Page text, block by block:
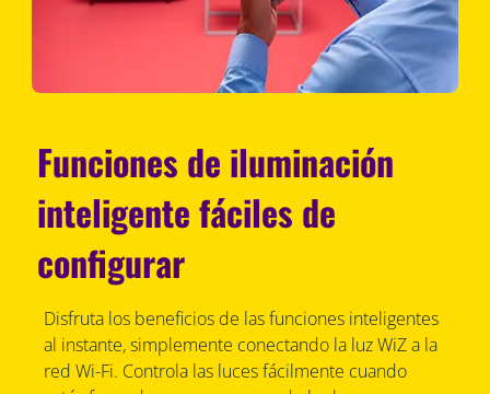
Funciones de iluminación
inteligente fáciles de
configurar
Disfruta los beneficios de las funciones inteligentes
al instante, simplemente conectando la luz WiZ a la
red Wi-Fi. Controla las luces fácilmente cuando